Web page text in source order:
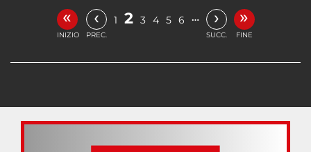
«
INIZIO
‹
PREC.
1 2 3 4 5 6 … ›
SUCC.
»
FINE